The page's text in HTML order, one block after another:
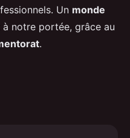
Un monde
à notre portée, grâce au
.